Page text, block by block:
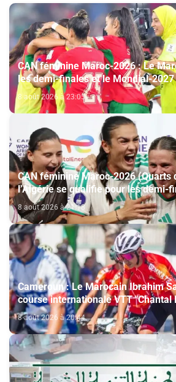
CAN féminine Maroc-2026 : Le
les demi-finales et le Mondial-
face à l’Afrique du Sud (2-1)
8 août 2026 à 23:05
CAN féminine Maroc-2026 (Quarts
l’Algérie se qualifie pour les demi-
Côte d’Ivoire (2-1)
8 août 2026 à 21:18
Cameroun : Le Marocain Ibrahim
course internationale VTT "Chantal
8 août 2026 à 20:44